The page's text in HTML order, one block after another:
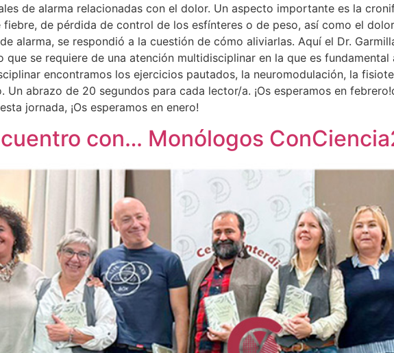
de alarma relacionadas con el dolor. Un aspecto importante es la
de pérdida de control de los esfínteres o de peso, así como el
alarma, se respondió a la cuestión de cómo aliviarlas. Aquí el Dr.
que se requiere de una atención multidisciplinar en la que es
encontramos los ejercicios pautados, la neuromodulación, la
Un abrazo de 20 segundos para cada lector/a. ¡Os esperamos en
jornada, ¡Os esperamos en enero!
con… Monólogos